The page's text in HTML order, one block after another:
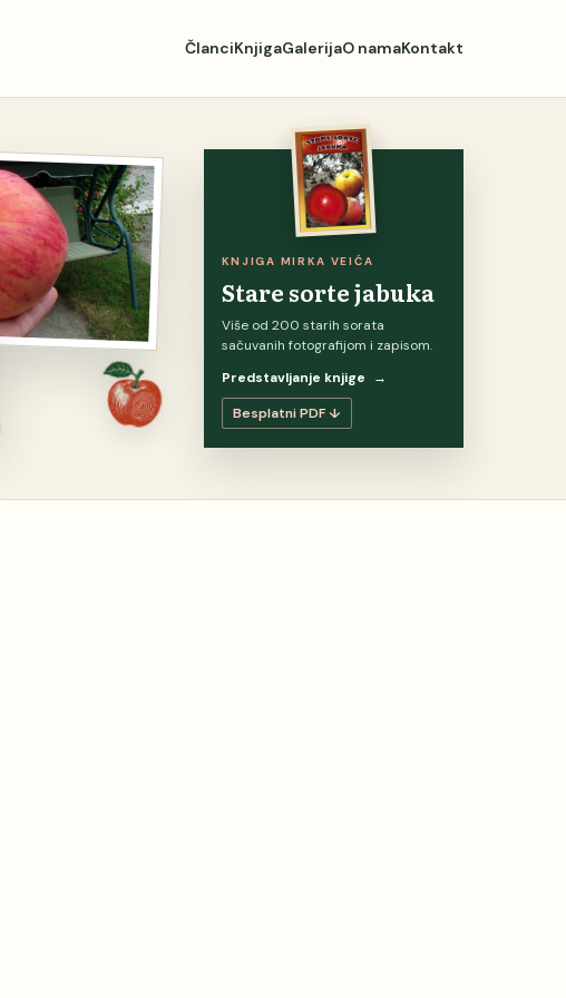
ČlanciKnjigaGalerijaO namaKontakt
KNJIGA MIRKA VEIĆA
Stare sorte jabuka
Više od 200 starih sorata
sačuvanih fotografijom i zapisom.
Predstavljanje knjige
→
Besplatni PDF ↓